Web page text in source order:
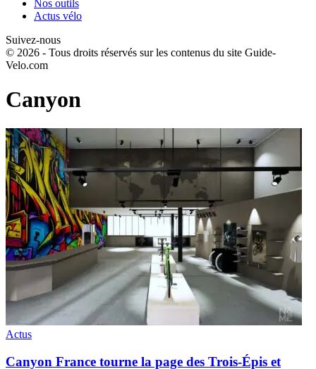
Nos outils
Actus vélo
Suivez-nous
© 2026 - Tous droits réservés sur les contenus du site Guide-
Velo.com
Canyon
Actus
Canyon France tourne la page des Trois-Épis et